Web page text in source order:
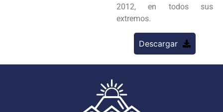
2012, en todos sus
extremos.
Descargar